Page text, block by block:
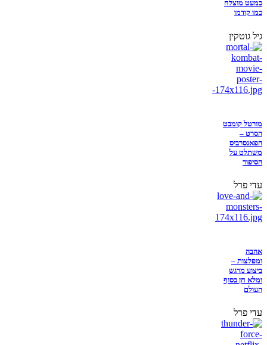
כמעט מוצלח
כמו קודמו
גיל גוטקין
מורטל קומבט
הסרט –
הפאנסרביס
משתלט על
הסיפור
עדי פרל
אהבה
ומפלצות –
ביצוע מרגש
ומלא חן בסוף
העולם
עדי פרל